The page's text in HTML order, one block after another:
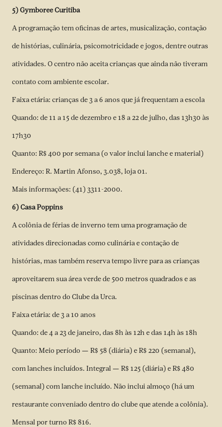
5) Gymboree Curitiba
A programação tem oficinas de artes, musicalização, contação
de histórias, culinária, psicomotricidade e jogos, dentre outras
atividades. O centro não aceita crianças que ainda não tiveram
contato com ambiente escolar.
Faixa etária: crianças de 3 a 6 anos que já frequentam a escola
Quando: de 11 a 15 de dezembro e 18 a 22 de julho, das 13h30 às
17h30
Quanto: R$ 400 por semana (o valor inclui lanche e material)
Endereço: R. Martin Afonso, 3.038, loja 01.
Mais informações: (41) 3311-2000.
6) Casa Poppins
A colônia de férias de inverno tem uma programação de
atividades direcionadas como culinária e contação de
histórias, mas também reserva tempo livre para as crianças
aproveitarem sua área verde de 500 metros quadrados e as
piscinas dentro do Clube da Urca.
Faixa etária: de 3 a 10 anos
Quando: de 4 a 23 de janeiro, das 8h às 12h e das 14h às 18h
Quanto: Meio período — R$ 58 (diária) e R$ 220 (semanal),
com lanches incluídos. Integral — R$ 125 (diária) e R$ 480
(semanal) com lanche incluído. Não inclui almoço (há um
restaurante conveniado dentro do clube que atende a colônia).
Mensal por turno R$ 816.